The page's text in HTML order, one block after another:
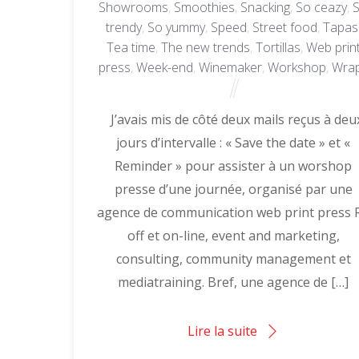
Showrooms, Smoothies, Snacking, So ceazy,
trendy, So yummy, Speed, Street food,Tapas
Tea time, The new trends, Tortillas, Web
press, Week-end, Winemaker, Workshop,
J’avais mis de côté deux mails reçus à
jours d’intervalle : « Save the date » et «
Reminder » pour assister à un worshop
presse d’une journée, organisé par une
agence de communication web print press
off et on-line, event and marketing,
consulting, community management et
mediatraining. Bref, une agence de […]
Lire la suite